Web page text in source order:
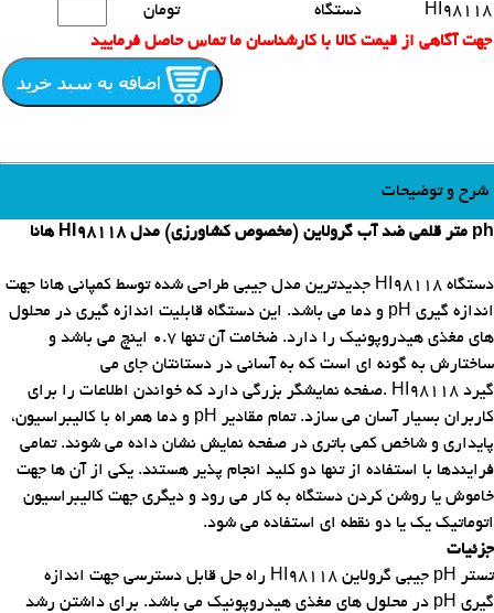
HI98118
دستگاه
تومان
جهت آگاهی از قیمت کالا با کارشناسان ما تماس حاصل فرمایید
شرح و توضیحات
ph متر قلمی ضد آب گرولاین (مخصوص کشاورزی) مدل HI98118 هانا
دستگاه HI98118 جدیدترین مدل جیبی طراحی شده توسط کمپانی هانا جهت
اندازه گیری pH و دما می باشد. این دستگاه قابلیت اندازه گیری در محلول
های مغذی هیدروپونیک را دارد. ضخامت آن تنها 0.7 اینچ می باشد و
ساختارش به گونه ای است که به آسانی در دستانتان جای می
گیرد . HI98118صفحه نمایشگر بزرگی دارد که خواندن اطلاعات را برای
کاربران بسیار آسان می سازد. تمام مقادیر pH و دما همراه با کالیبراسیون،
پایداری و شاخص کمی باتری در صفحه نمایش نشان داده می شوند. تمامی
فرایندها با استفاده از تنها دو کلید انجام پذیر هستند. یکی از آن ها جهت
خاموش یا روشن کردن دستگاه به کار می رود و دیگری جهت کالیبراسیون
اتوماتیک یک یا دو نقطه ای استفاده می شود.
جزئیات
تستر pH جیبی گرولاین HI98118 راه حل قابل دسترسی جهت اندازه
گیری pH در محلول های مغذی هیدروپونیک می باشد. برای داشتن رشد